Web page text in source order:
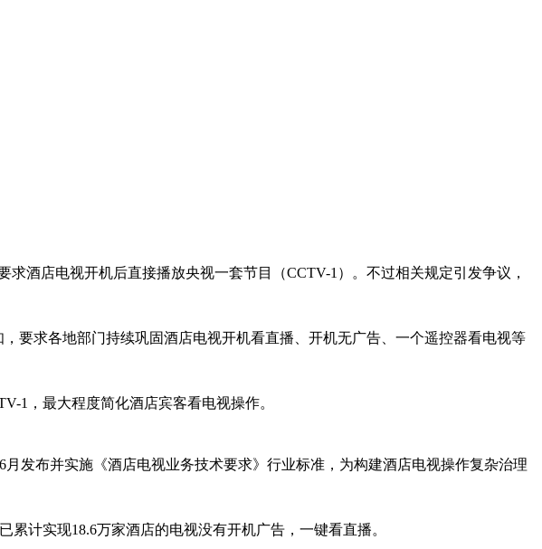
酒店电视开机后直接播放央视一套节目（CCTV-1）。不过相关规定引发争议，
要求各地部门持续巩固酒店电视开机看直播、开机无广告、一个遥控器看电视等
1，最大程度简化酒店宾客看电视操作。
发布并实施《酒店电视业务技术要求》行业标准，为构建酒店电视操作复杂治理
计实现18.6万家酒店的电视没有开机广告，一键看直播。